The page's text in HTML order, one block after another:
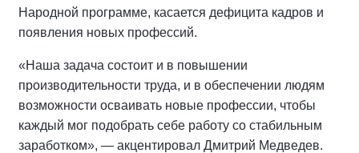
Народной программе, касается дефицита кадров и
появления новых профессий.
«Наша задача состоит и в повышении
производительности труда, и в обеспечении людям
возможности осваивать новые профессии, чтобы
каждый мог подобрать себе работу со стабильным
заработком», — акцентировал Дмитрий Медведев.